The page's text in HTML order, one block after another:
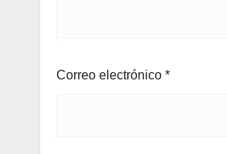
Correo electrónico *